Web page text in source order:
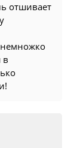
отшивает
в